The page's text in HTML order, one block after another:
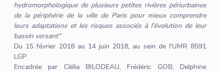
hydromorphologique de plusieurs petites rivières périurbaines
de la périphérie de la ville de Paris pour mieux comprendre
leurs adaptations et les risques associés à l’évolution de leur
bassin versant"
Du 15 février 2018 au 14 juin 2018, au sein de l'UMR 8591
LGP
Encadrée par Clélia BILODEAU, Frédéric GOB, Delphine